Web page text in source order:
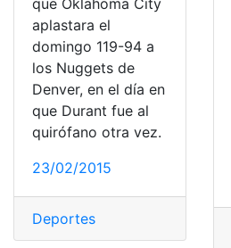
que Oklahoma City
aplastara el
domingo 119-94 a
los Nuggets de
Denver, en el día en
que Durant fue al
quirófano otra vez.
23/02/2015
Deportes